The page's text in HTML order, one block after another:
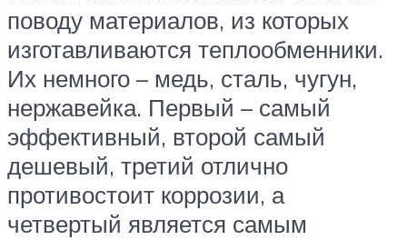
поводу материалов, из которых
изготавливаются теплообменники.
Их немного – медь, сталь, чугун,
нержавейка. Первый – самый
эффективный, второй самый
дешевый, третий отлично
противостоит коррозии, а
четвертый является самым